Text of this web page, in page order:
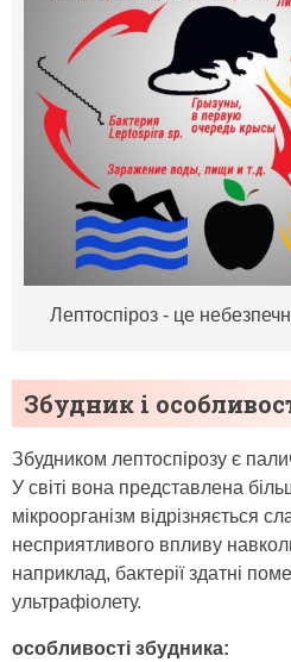
Лептоспіроз - це
Збудник і
Збудником лептоспірозу є
У світі вона представлена
мікроорганізм відрізняється
несприятливого впливу
наприклад, бактерії здатні
ультрафіолету.
особливості збудника: